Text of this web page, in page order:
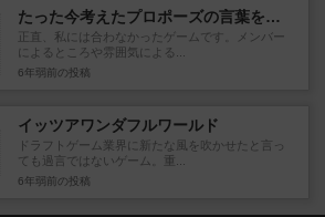
たった今考えたプロポーズの言葉を君に捧ぐよ。
正直、私には合わなかったゲームです。メンバー
によるところや雰囲気による...
6年弱前 の投稿
イッツアワンダフルワールド
ドラフトゲーム業界に新たな風を吹かせたと言っ
ても過言ではないゲーム。重...
6年弱前 の投稿